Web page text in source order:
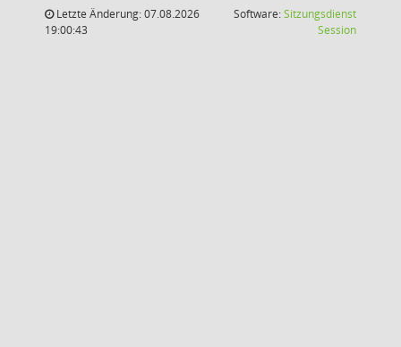
Letzte Änderung: 07.08.2026
19:00:43
Software:Sitzungsdienst
Session(Wird in